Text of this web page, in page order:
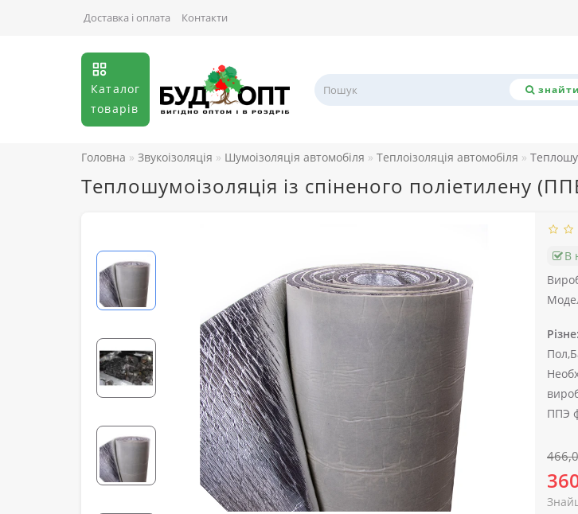
Доставка і оплата Контакти
Каталог
товарів
знайти
Головна Звукоізоляція Шумоізоляція автомобіля Теплоізоляція автомобіля
Теплошумоізоляція із спіненого поліетилену
В
Різне:
ППЭ